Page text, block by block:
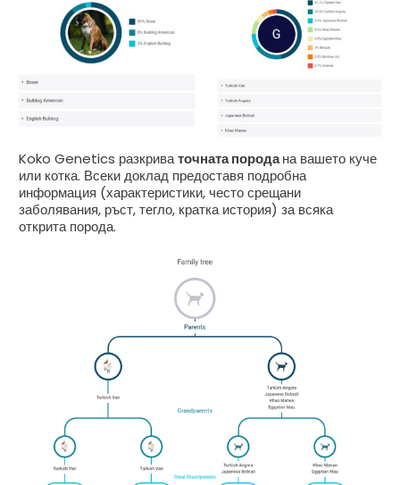
Koko Genetics разкриваточната породана вашето куче
или котка. Всеки доклад предоставя подробна
информация (характеристики, често срещани
заболявания, ръст, тегло, кратка история) за всяка
открита порода.